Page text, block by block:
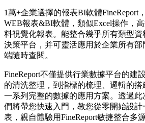
1萬+企業選擇的報表BI軟體FineReport
WEB報表&BI軟體，類似Excel操作，
料視覺化報表。能整合幾乎所有類型
決策平台，并可靈活應用於企業所有部
端隨時查閱。
FineReport不僅提供行業數據平台的建
的清洗整理，到指標的梳理、邏輯的
一系列完整的數據的應用方案。透過
們將帶您快速入門，教您從零開始設
表，親自體驗用FineReport敏捷整合多